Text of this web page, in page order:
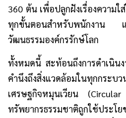
360 ต้น เพื่อปลูกฝังเรื่องความใ
ทุกขั้นตอนสำหรับพนักงาน แล
วัฒนธรรมองค์กรรักษ์โลก
ทั้งหมดนี้ สะท้อนถึงการดำเนิน
คำนึงถึงสิ่งแวดล้อมในทุกกร
เศรษฐกิจหมุนเวียน
ทรัพยากรธรรมชาติถูกใช้ประโย